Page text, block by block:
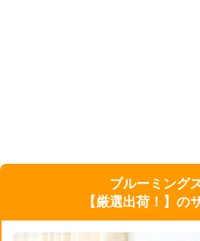
ブルーミング
【厳選出荷！】の